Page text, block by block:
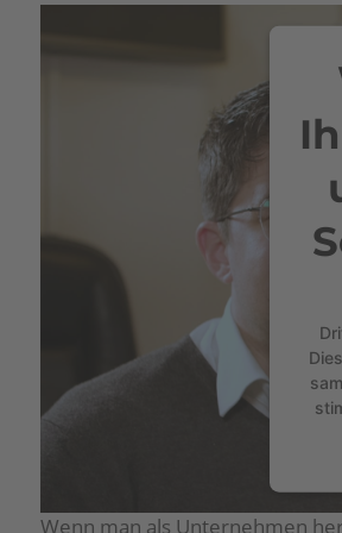
Wenn man als Unternehmen